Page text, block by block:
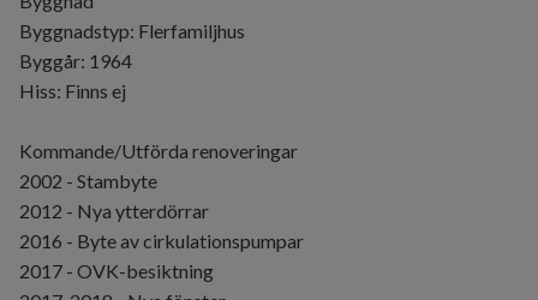
Byggnadstyp: Flerfamiljhus
Byggår: 1964
Hiss: Finns ej
Kommande/Utförda renoveringar
2002 - Stambyte
2012 - Nya ytterdörrar
2016 - Byte av cirkulationspumpar
2017 - OVK-besiktning